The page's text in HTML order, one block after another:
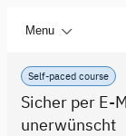
Menu
Self-paced course
Sicher per E-
unerwünscht